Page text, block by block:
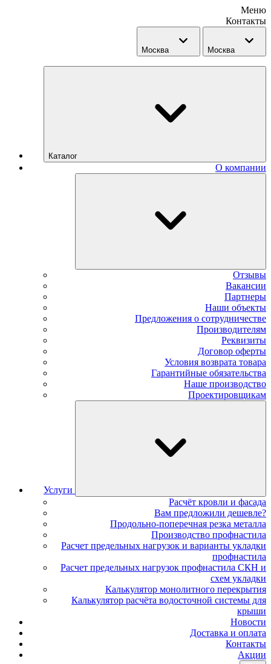
Меню
Контакты
Москва Москва
Каталог
О компании
Отзывы
Вакансии
Партнеры
Наши объекты
Предложения о сотрудничестве
Производителям
Реквизиты
Договор оферты
Условия возврата товара
Гарантийные обязательства
Наше производство
Проектировщикам
Услуги
Расчёт кровли и фасада
Вам предложили дешевле?
Продольно-поперечная резка металла
Производство профнастила
Расчет предельных нагрузок и варианты укладки
профнастила
Расчет предельных нагрузок профнастила СКН и
схем укладки
Калькулятор монолитного перекрытия
Калькулятор расчёта водосточной системы для
крыши
Новости
Доставка и оплата
Контакты
Акции